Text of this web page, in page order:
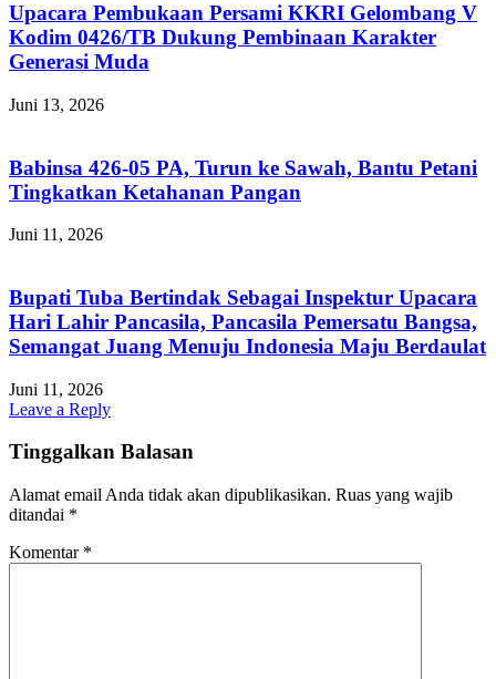
Upacara Pembukaan Persami KKRI Gelombang V
Kodim 0426/TB Dukung Pembinaan Karakter
Generasi Muda
Juni 13, 2026
Babinsa 426-05 PA, Turun ke Sawah, Bantu Petani
Tingkatkan Ketahanan Pangan
Juni 11, 2026
Bupati Tuba Bertindak Sebagai Inspektur Upacara
Hari Lahir Pancasila, Pancasila Pemersatu Bangsa,
Semangat Juang Menuju Indonesia Maju Berdaulat
Juni 11, 2026
Leave a Reply
Tinggalkan Balasan
Alamat email Anda tidak akan dipublikasikan. Ruas yang wajib
ditandai *
Komentar *